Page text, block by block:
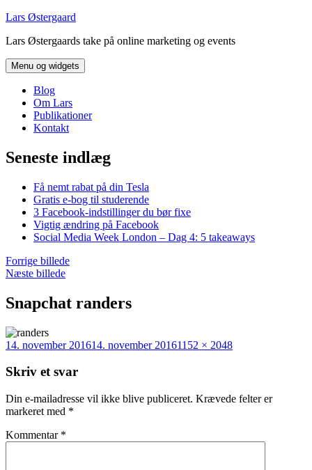
Hop
indhold
Lars Østergaard
Lars Østergaards take på online marketing og events
Menu og widgets
Blog
Om Lars
Publikationer
Kontakt
Seneste indlæg
Få nemt rabat på din Tesla
Gratis e-bog til studerende
3 Facebook-indstillinger du bør fixe
Vigtig ændring på Facebook
Social Media Week London – Dag 4: 5 takeaways
Forrige billede
Næste billede
Snapchat randers
Udgivet
14. november 201614. november 2016Fuld
1152 × 2048
Skriv et svar
Din e-mailadresse vil ikke blive publiceret. Krævede felter er
markeret med *
Kommentar *